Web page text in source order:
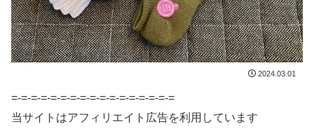
2024.03.01
=-=-=-=-=-=-=-=-=-=-=-=-=-=-=-=-=
当サイトはアフィリエイト広告を利用しています